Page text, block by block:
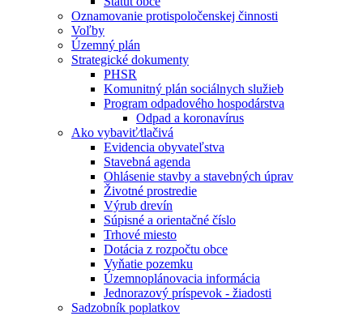
Oznamovanie protispoločenskej činnosti
Voľby
Územný plán
Strategické dokumenty
PHSR
Komunitný plán sociálnych služieb
Program odpadového hospodárstva
Odpad a koronavírus
Ako vybaviť⁄tlačivá
Evidencia obyvateľstva
Stavebná agenda
Ohlásenie stavby a stavebných úprav
Životné prostredie
Výrub drevín
Súpisné a orientačné číslo
Trhové miesto
Dotácia z rozpočtu obce
Vyňatie pozemku
Územnoplánovacia informácia
Jednorazový príspevok - žiadosti
Sadzobník poplatkov